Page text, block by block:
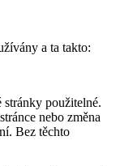
a ta takto:
použitelné.
nebo změna
Bez těchto